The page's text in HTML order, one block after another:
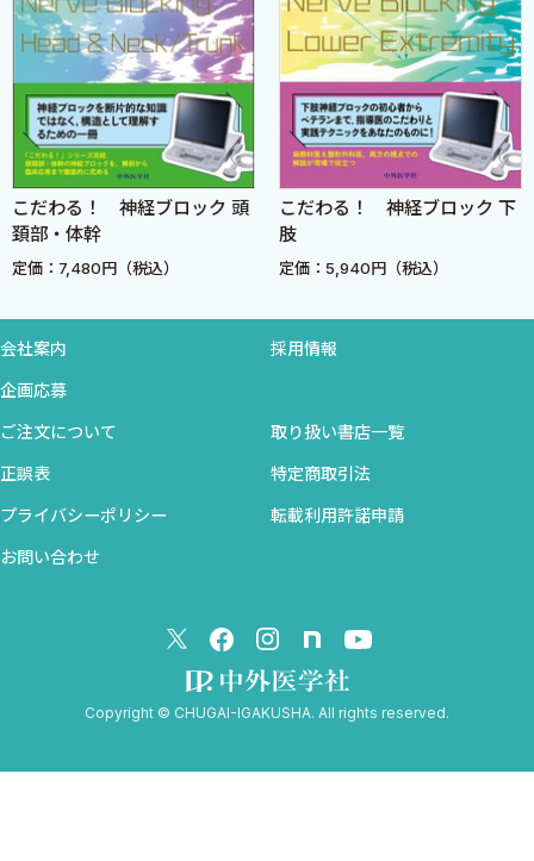
【分娩中の胎児評価と治療】
3．分娩中の胎児評価〈松山達也 味村和哉〉
4．CTGの読み方〈八木一暢 味村和哉〉
5．日本産科婦人科学会（JSOG）によるレベル分類〈小松伶
奈 味村和哉〉
6．子宮内胎児蘇生〈魚川礼子〉
第3章 周産期麻酔に必要な新生児科の知識
1. 胎児の生理学
2. 新生児の評価と蘇生
2．新生児の評価法〈甘利昭一郎 鈴木康之〉
3．新生児蘇生法〈甘利昭一郎 鈴木康之〉
4．わが国のNCPR〈甘利昭一郎 鈴木康之〉
〈橘 一也〉
3. 新生児の神経学的合併症
2．わが国の無過失補償制度（産科医療補償制度）〈前田和
1．総論 産科麻酔と胎児の知識〈坂野 彩〉
ック 頭
こだわる！ 神経ブロック 下
定価：5,940円（税込）
気道管理大全
定価：12,100円（税
会社案内 採用情報
企画応募
ご注文について 取り扱い書店一覧
正誤表 特定商取引法
プライバシーポリシー 転載利用許諾申請
お問い合わせ
Copyright © CHUGAI-IGAKUSHA. All rights reserved.